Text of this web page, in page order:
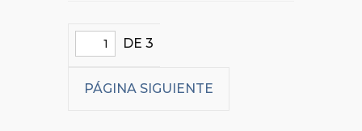
DE 3
PÁGINA SIGUIENTE